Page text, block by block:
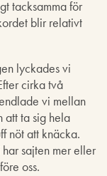
tacksamma för
blir relativt
lyckades vi
cirka två
vi mellan
att ta sig hela
nöt att knäcka.
sajten mer eller
oss.